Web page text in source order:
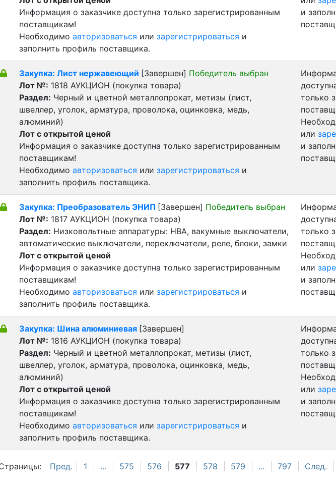
Пред. 1 ... 575 576 577 578 579 ... 797 След.
Информация о заказчике доступна только зарегистрированным
поставщикам!
Необходимо авторизоваться или зарегистрироваться и
заполнить профиль поставщика.
и
Закупка: Лист нержавеющий [Завершен] Победитель выбран
Лот №: 1818 АУКЦИОН (покупка товара)
Раздел: Черный и цветной металлопрокат, метизы (лист,
швеллер, уголок, арматура, проволока, оцинковка, медь,
алюминий)
Лот с открытой ценой
Информация о заказчике доступна только зарегистрированным
поставщикам!
Необходимо авторизоваться или зарегистрироваться и
заполнить профиль поставщика.
только
или
и
Закупка: Преобразователь ЭНИП [Завершен] Победитель выбран
Лот №: 1817 АУКЦИОН (покупка товара)
Раздел: Низковольтные аппаратуры: НВА, вакумные выключатели,
автоматические выключатели, переключатели, реле, блоки, замки
Лот с открытой ценой
Информация о заказчике доступна только зарегистрированным
поставщикам!
Необходимо авторизоваться или зарегистрироваться и
заполнить профиль поставщика.
только
или
и
Закупка: Шина алюминиевая [Завершен]
Лот №: 1816 АУКЦИОН (покупка товара)
Раздел: Черный и цветной металлопрокат, метизы (лист,
швеллер, уголок, арматура, проволока, оцинковка, медь,
алюминий)
Лот с открытой ценой
Информация о заказчике доступна только зарегистрированным
поставщикам!
Необходимо авторизоваться или зарегистрироваться и
заполнить профиль поставщика.
только
или
и